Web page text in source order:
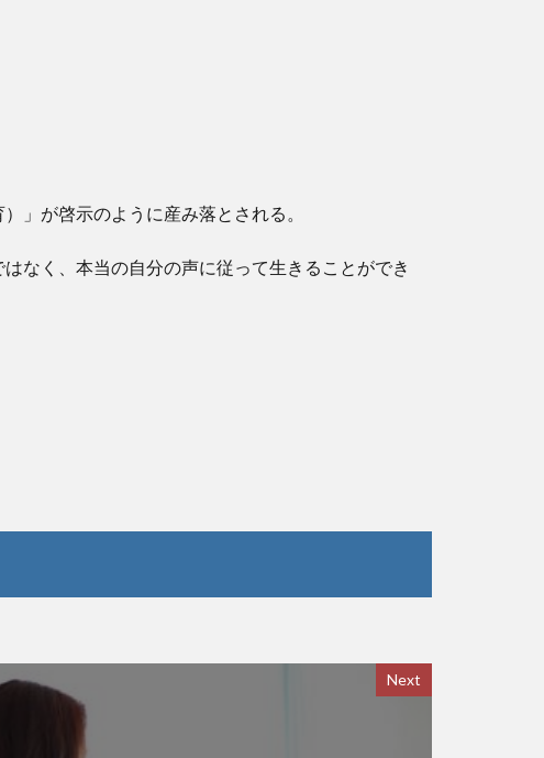
」が啓示のように産み落とされる。
なく、本当の自分の声に従って生きることができ
Next